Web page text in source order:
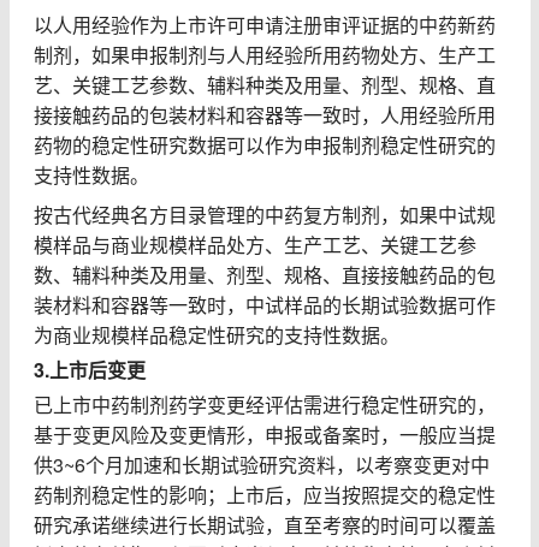
以人用经验作为上市许可申请注册审评证据的中药新药
制剂，如果申报制剂与人用经验所用药物处方、生产工
艺、关键工艺参数、辅料种类及用量、剂型、规格、直
接接触药品的包装材料和容器等一致时，人用经验所用
药物的稳定性研究数据可以作为申报制剂稳定性研究的
支持性数据。
按古代经典名方目录管理的中药复方制剂，如果中试规
模样品与商业规模样品处方、生产工艺、关键工艺参
数、辅料种类及用量、剂型、规格、直接接触药品的包
装材料和容器等一致时，中试样品的长期试验数据可作
为商业规模样品稳定性研究的支持性数据。
3.上市后变更
已上市中药制剂药学变更经评估需进行稳定性研究的，
基于变更风险及变更情形，申报或备案时，一般应当提
供3~6个月加速和长期试验研究资料，以考察变更对中
药制剂稳定性的影响；上市后，应当按照提交的稳定性
研究承诺继续进行长期试验，直至考察的时间可以覆盖